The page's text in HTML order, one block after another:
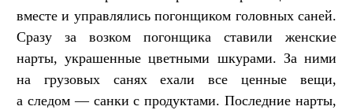
вместе и управлялись погонщиком головных саней.
Сразу за возком погонщика ставили женские
нарты, украшенные цветными шкурами. За ними
на грузовых санях ехали все ценные вещи,
а следом — санки с продуктами. Последние нарты,